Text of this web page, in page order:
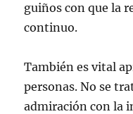
guiños con que la
continuo.
También es vital
personas. No se
admiración con la